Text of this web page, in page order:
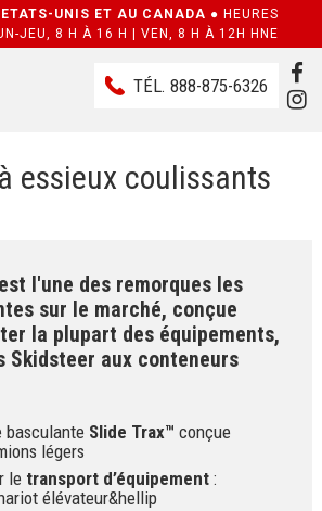
UNIS ET AU CANADA ● HEURES
JEU, 8 H À 16 H | VEN, 8 H À 12H HNE
TÉL.888-875-6326
essieux coulissants
l'une des remorques les
sur le marché, conçue
la plupart des équipements,
Skidsteer aux conteneurs
basculante Slide Trax™ conçue
légers
le transport d’équipement:
élévateur&hellip